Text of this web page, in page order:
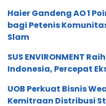
Haier Gandeng AO 1
bagi Petenis
Slam
SUS ENVIRONMENT
Indonesia, Percepat
UOB Perkuat Bisnis
Kemitraan Distribusi